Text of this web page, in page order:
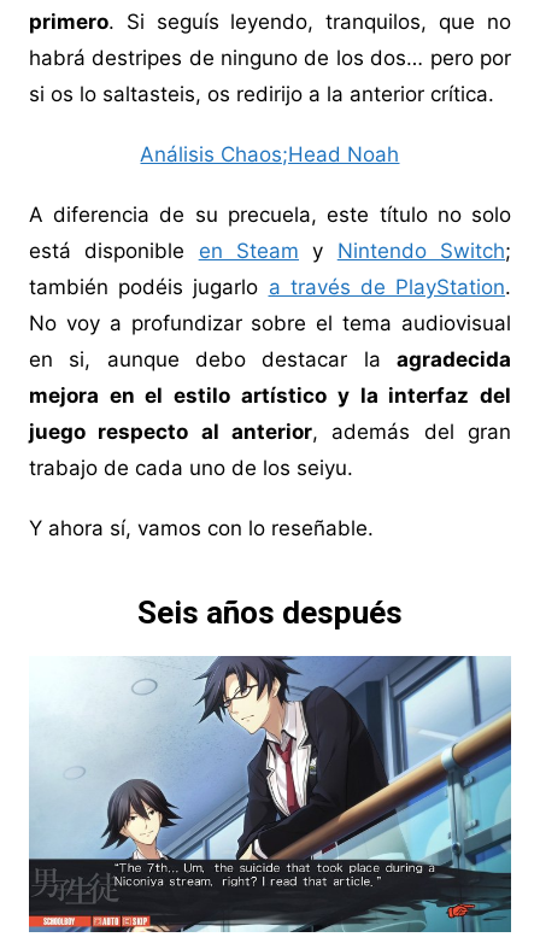
primero. Si seguís leyendo, tranquilos, que no
habrá destripes de ninguno de los dos… pero por
si os lo saltasteis, os redirijo a la anterior crítica.
Análisis Chaos;Head Noah
A diferencia de su precuela, este título no solo
está disponible en Steam y Nintendo Switch;
también podéis jugarlo a través de PlayStation.
No voy a profundizar sobre el tema audiovisual
en si, aunque debo destacar laagradecida
mejora en el estilo artístico y la interfaz del
juego respecto al anterior, además del gran
trabajo de cada uno de los seiyu.
Y ahora sí, vamos con lo reseñable.
Seis años después